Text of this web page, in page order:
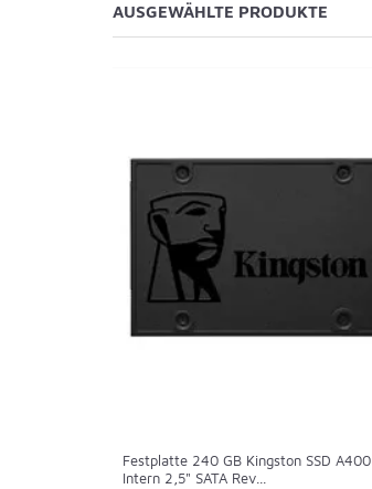
AUSGEWÄHLTE PRODUKTE
Festplatte 240 GB Kingston SSD A400
Intern 2,5" SATA Rev...